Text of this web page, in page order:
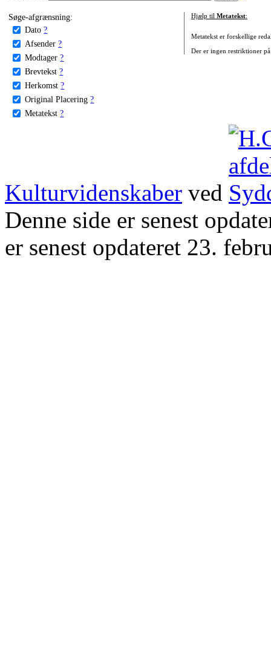
Søge-afgrænsning:
Dato ?
Afsender ?
Modtager ?
Brevtekst ?
Herkomst ?
Original Placering ?
Metatekst ?
Hjælp til Metatekst:
Metatekst er forskellige
Der er ingen restriktioner
Kulturvidenskaber ved
Denne side er senest
er senest opdateret 23.